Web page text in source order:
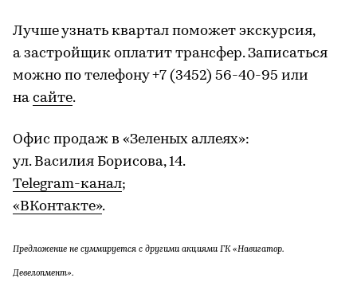
Лучше узнать квартал поможет экскурсия,
а застройщик оплатит трансфер. Записаться
можно по телефону +7 (3452) 56-40-95 или
на сайте.
Офис продаж в «Зеленых аллеях»:
ул. Василия Борисова, 14.
Telegram-канал;
«ВКонтакте».
Предложение не суммируется с другими акциями ГК «Навигатор.
Девелопмент».